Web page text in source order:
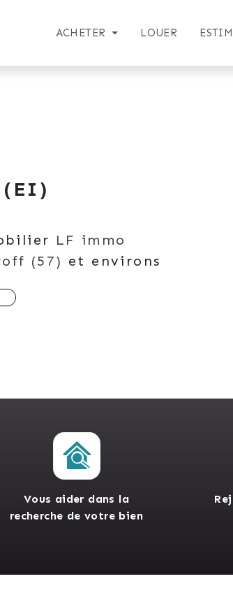
ACHETER LOUER
(EI)
LF immo
(57) et environs
Vous aider dans la
recherche de votre bien